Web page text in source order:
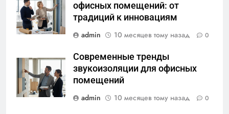
офисных помещений: от
традиций к инновациям
admin
10 месяцев тому назад 0
Современные тренды
звукоизоляции для офисных
помещений
admin
10 месяцев тому назад 0